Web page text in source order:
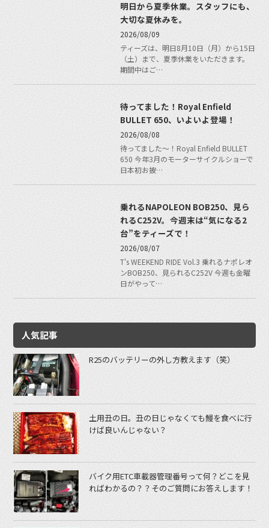
明日から夏季休業。スタッフにも、
大切な夏休みを。
2026/08/09
ティーズは、明日8月10日（月）から15日
（土）まで、夏季休業をいただきます。
期間中はご…
待ってました！Royal Enfield
BULLET 650、いよいよ登場！
2026/08/08
待ってました〜！Royal Enfield BULLET
650 今年3月のモーターサイクルショーで
日本初お披…
乗れるNAPOLEON BOB250、見ら
れるC252V。今週末は“気になる2
台”をティーズで！
2026/08/07
T's WEEKEND RIDE Vol.3 乗れるナポレオ
ンBOB250、見られるC252V 今週も金曜
日がやって…
人気記事
R25のバッテリーの外し方教えます（笑）
土用丑の日。丑の日じゃなくても鰻を食べに行
けば良いんじゃない？
バイク用ETC車載器管理番号って何？どこを見
ればわかるの？？そのご質問にお答えします！